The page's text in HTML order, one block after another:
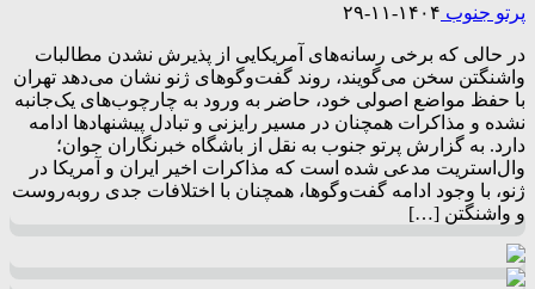
پرتو جنوب ۱۴۰۴-۱۱-۲۹
در حالی که برخی رسانه‌های آمریکایی از پذیرش نشدن مطالبات
واشنگتن سخن می‌گویند، روند گفت‌و‌گو‌های ژنو نشان می‌دهد تهران
با حفظ مواضع اصولی خود، حاضر به ورود به چارچوب‌های یک‌جانبه
نشده و مذاکرات همچنان در مسیر رایزنی و تبادل پیشنهاد‌ها ادامه
دارد. به گزارش پرتو جنوب به نقل از باشگاه خبرنگاران جوان؛
وال‌استریت مدعی شده است که مذاکرات اخیر ایران و آمریکا در
ژنو، با وجود ادامه گفت‌وگوها، همچنان با اختلافات جدی روبه‌روست
و واشنگتن […]